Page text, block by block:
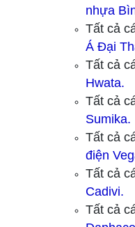
nhựa
Tất cả
Á Đại
Tất cả
Hwata.
Tất cả
Sumika.
Tất cả
điện
Tất cả
Cadivi.
Tất cả